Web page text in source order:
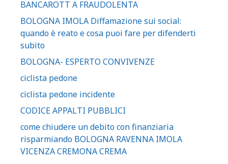
BANCAROTT A FRAUDOLENTA
BOLOGNA IMOLA Diffamazione sui social:
quando è reato e cosa puoi fare per difenderti
subito
BOLOGNA- ESPERTO CONVIVENZE
ciclista pedone
ciclista pedone incidente
CODICE APPALTI PUBBLICI
come chiudere un debito con finanziaria
risparmiando BOLOGNA RAVENNA IMOLA
VICENZA CREMONA CREMA